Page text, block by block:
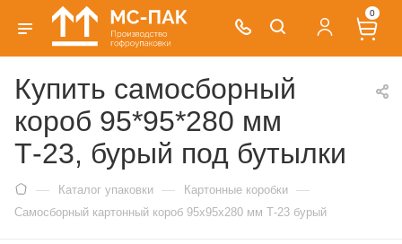
0
Купить самосборный
короб 95*95*280 мм
Т-23, бурый под бутылки
— Каталог упаковки — Картонные коробки —
Самосборный картонный короб 95х95х280 мм Т-23 бурый